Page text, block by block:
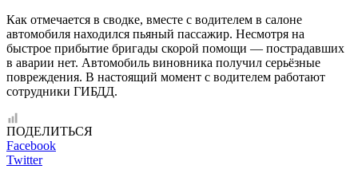
Как отмечается в сводке, вместе с водителем в салоне
автомобиля находился пьяный пассажир. Несмотря на
быстрое прибытие бригады скорой помощи — пострадавших
в аварии нет. Автомобиль виновника получил серьёзные
повреждения. В настоящий момент с водителем работают
сотрудники ГИБДД.
ПОДЕЛИТЬСЯ
Facebook
Twitter